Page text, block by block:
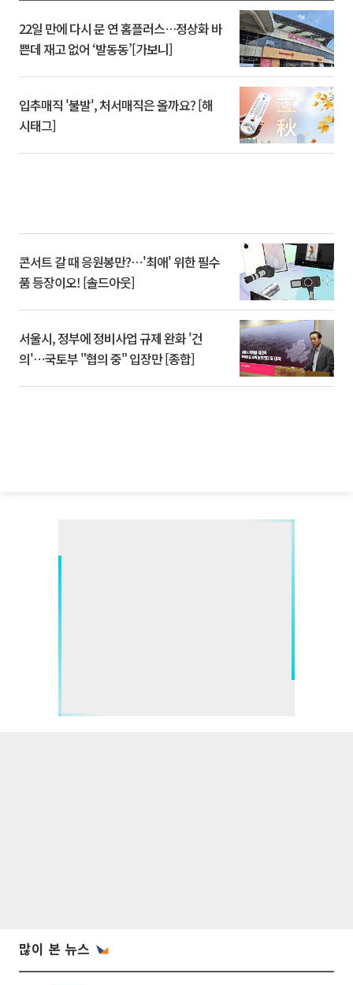
22일 만에 다시 문 연 홈플러스…정상화 바
쁜데 재고 없어 ‘발동동’[가보니]
입추매직 '불발', 처서매직은 올까요? [해
시태그]
콘서트 갈 때 응원봉만?⋯'최애' 위한 필수
품 등장이오! [솔드아웃]
서울시, 정부에 정비사업 규제 완화 '건
의'⋯국토부 "협의 중" 입장만 [종합]
많이 본 뉴스